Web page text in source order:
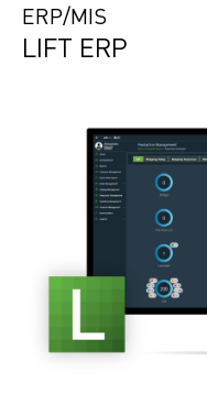
ERP/MIS
LIFT ERP